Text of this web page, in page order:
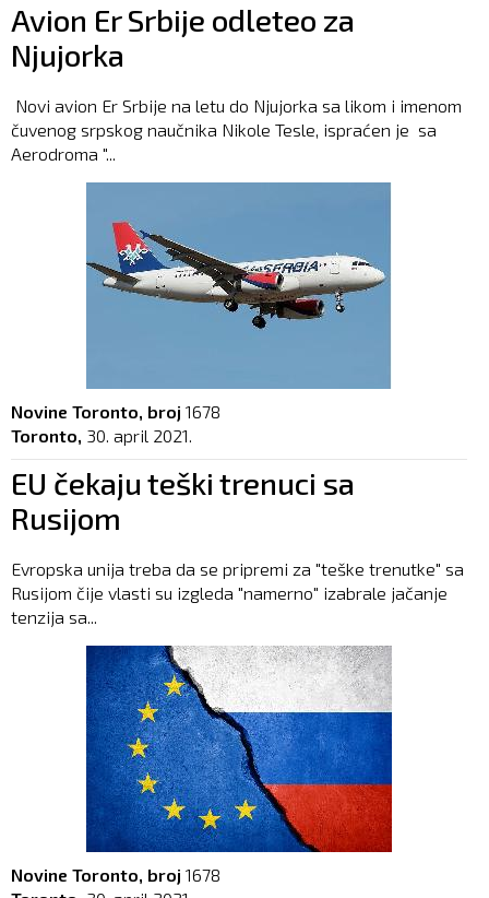
Avion Er Srbije odleteo za
Njujorka
Novi avion Er Srbije na letu do Njujorka sa likom i imenom
čuvenog srpskog naučnika Nikole Tesle, ispraćen je sa
Aerodroma "...
Novine Toronto, broj 1678
Toronto, 30. april 2021.
EU čekaju teški trenuci sa
Rusijom
Evropska unija treba da se pripremi za "teške trenutke" sa
Rusijom čije vlasti su izgleda "namerno" izabrale jačanje
tenzija sa...
Novine Toronto, broj 1678